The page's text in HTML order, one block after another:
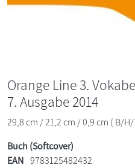
Orange Line 3.
7. Ausgabe 2014
29,8 cm / 21,2 cm / 0,9 cm ( B/H/
Buch (Softcover)
EAN 9783125482432